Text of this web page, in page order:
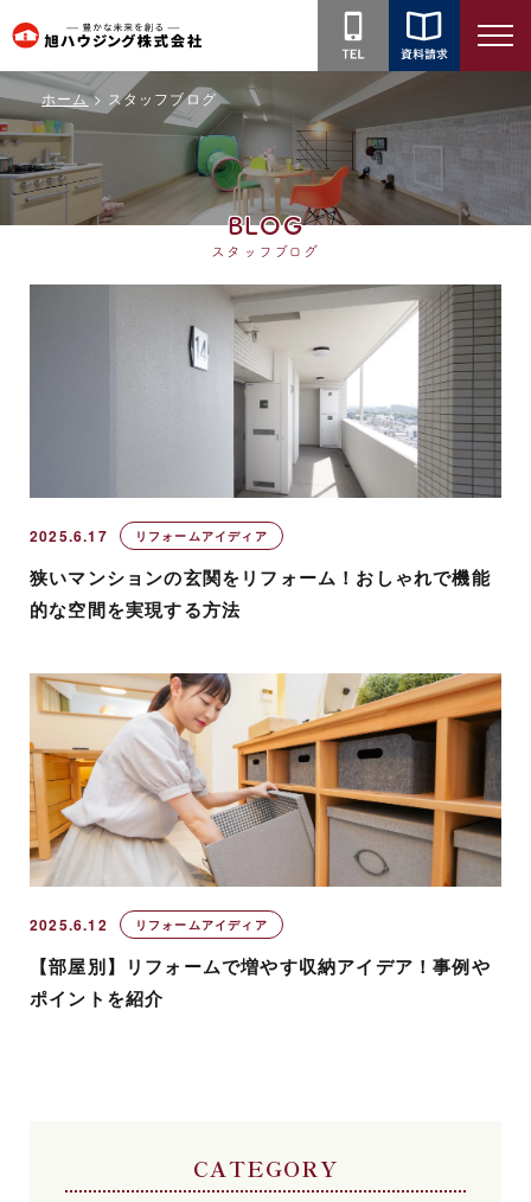
旭
ハ
ウ
ジ
ン
グ
ホーム スタッフブログ
BLOG
スタッフブログ
CATEGORY
2025.6.17 リフォームアイディア
狭いマンションの玄関をリフォーム！おしゃれで機能
的な空間を実現する方法
2025.6.12 リフォームアイディア
【部屋別】リフォームで増やす収納アイデア！事例や
ポイントを紹介